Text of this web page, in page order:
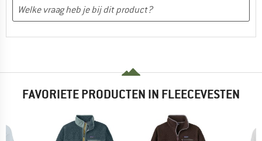
FAVORIETE PRODUCTEN IN FLEECEVESTEN